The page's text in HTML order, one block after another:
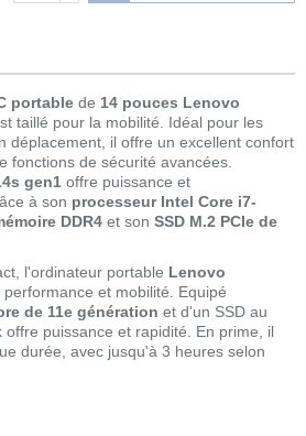
portable de 14 pouces Lenovo
taillé pour la mobilité. Idéal pour les
déplacement, il offre un excellent confort
fonctions de sécurité avancées.
gen1 offre puissance et
à son processeur Intel Core i7-
DDR4 et son SSD M.2 PCIe de
l'ordinateur portable Lenovo
performance et mobilité. Equipé
de 11e génération et d'un SSD au
puissance et rapidité. En prime, il
durée, avec jusqu'à 3 heures selon